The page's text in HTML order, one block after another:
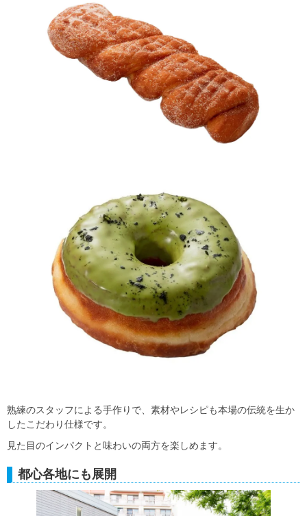
熟練のスタッフによる手作りで、素材やレシピも本場の伝統を生か
したこだわり仕様です。
見た目のインパクトと味わいの両方を楽しめます。
都心各地にも展開